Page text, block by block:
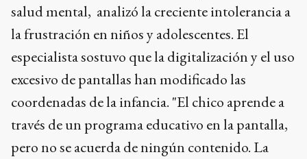
salud mental, analizó la creciente intolerancia a
la frustración en niños y adolescentes. El
especialista sostuvo que la digitalización y el uso
excesivo de pantallas han modificado las
coordenadas de la infancia. "El chico aprende a
través de un programa educativo en la pantalla,
pero no se acuerda de ningún contenido. La